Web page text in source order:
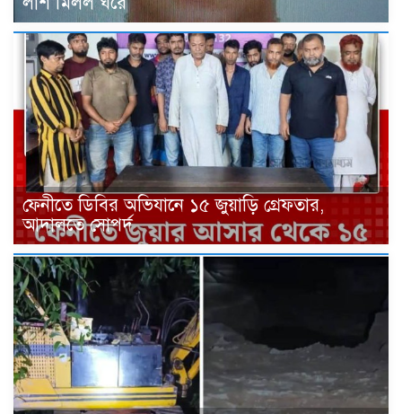
ফেনীতে ডিবির অভিযানে ১৫ জুয়াড়ি গ্রেফতার,
আদালতে সোপর্দ